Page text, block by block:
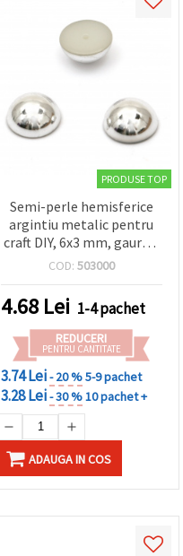
PRODUSE TOP
Semi-perle hemisferice
argintiu metalic pentru
craft DIY, 6x3 mm, gaură 1
mm, 50 buc.
COD: 503000
4.68 Lei 1-4 pachet
REDUCERI
PENTRU CANTITATE
3.74 Lei- 20 %5-9 pachet
3.28 Lei- 30 %10 pachet +
ADAUGA IN COS